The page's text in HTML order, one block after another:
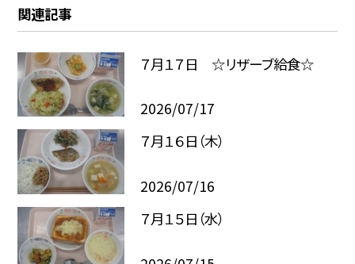
関連記事
７月１７日 ☆リザーブ給食☆
2026/07/17
７月１６日（木）
2026/07/16
７月１５日（水）